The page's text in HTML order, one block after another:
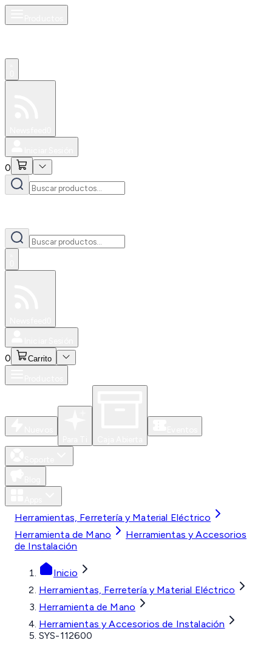
0
0 Carrito
Herramientas, Ferretería y Material Eléctrico
Herramienta de Mano
Herramientas y Accesorios
de Instalación
Inicio
Herramientas, Ferretería y Material Eléctrico
Herramienta de Mano
Herramientas y Accesorios de Instalación
SYS-112600